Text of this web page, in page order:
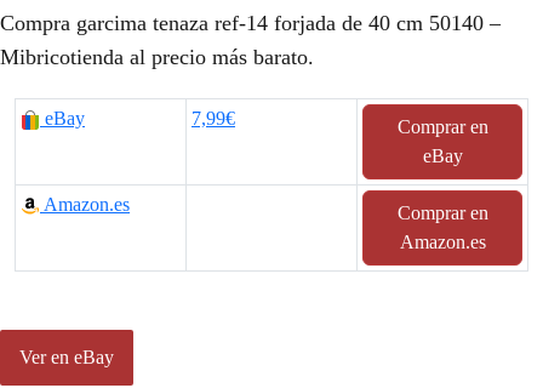
Compra garcima tenaza ref-14 forjada de 40 cm 50140 –
Mibricotienda al precio más barato.
eBay 7,99€
Comprar en
eBay
Amazon.es
Comprar en
Amazon.es
Ver en eBay